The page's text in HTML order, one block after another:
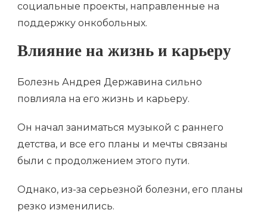
социальные проекты, направленные на
поддержку онкобольных.
Влияние на жизнь и карьеру
Болезнь Андрея Державина сильно
повлияла на его жизнь и карьеру.
Он начал заниматься музыкой с раннего
детства, и все его планы и мечты связаны
были с продолжением этого пути.
Однако, из-за серьезной болезни, его планы
резко изменились.